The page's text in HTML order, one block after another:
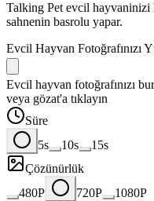
Talking Pet evcil
sahnenin basrolu yapar.
Evcil Hayvan Fotoğrafınızı
Evcil hayvan fotoğrafınızı
veya gözat'a tıklayın
Süre
5s
10s
15s
Çözünürlük
480P
720P
1080P